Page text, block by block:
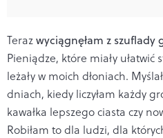
Terazwyciągnęłam z szuflady
Pieniądze, które miały
leżały w moich dłoniach.
dniach, kiedy liczyłam każdy
kawałka lepszego ciasta czy
Robiłam to dla ludzi, dla